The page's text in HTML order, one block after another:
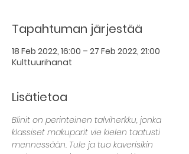
Tapahtuman järjestää
18 Feb 2022, 16:00 – 27 Feb 2022, 21:00
Kulttuurihanat
Lisätietoa
Blinit on perinteinen talviherkku, jonka
klassiset makuparit vie kielen taatusti
mennessään. Tule ja tuo kaverisikin